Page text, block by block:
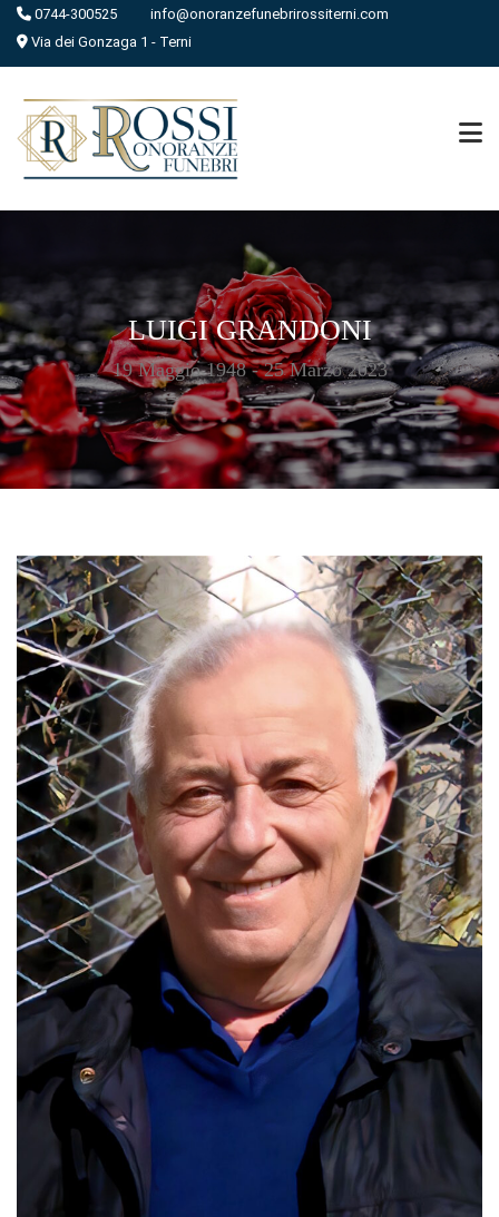
0744-300525
info@onoranzefunebrirossiterni.com
Via dei Gonzaga 1 - Terni
LUIGI GRANDONI
19 Maggio 1948 - 25 Marzo 2023